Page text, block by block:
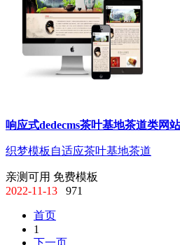
响应式dedecms茶叶基地茶道类网
织梦模板 自适应茶叶基地茶道
亲测可用 免费模板
2022-11-13
971
首页
1
下一页